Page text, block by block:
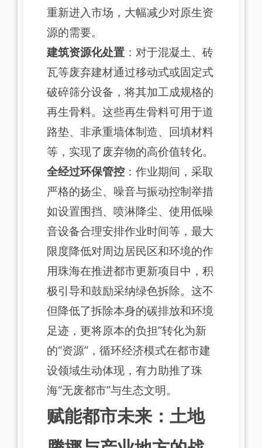
重新进入市场，大幅减少对原生资
源的需要。
建筑资源化处置：对于混凝土、砖
瓦等废弃建材通过移动式或固定式
破碎筛分设备，将其加工成规格的
再生骨料。这些再生骨料可用于道
路垫、非承重墙体制造、回填材料
等，实现了废弃物的高价值转化。
全经过环保管控：作业期间，采取
严格的扬尘、噪音与振动控制举措
如设置围挡、喷淋降尘、使用低噪
音设备合理安排作业时间等，最大
限度降低对周边居民区和环境的作
用珠海在推进都市更新项目中，积
极引导和鼓励采纳绿色拆除。这不
但降低了拆除本身的碳排放和环境
足迹，更将原本的负担”转化为新
的“资源”，循环经济模式在都市建
设领域生动体现，有力助推了珠
海“无废都市”与生态文明。
赋能都市未来：土地